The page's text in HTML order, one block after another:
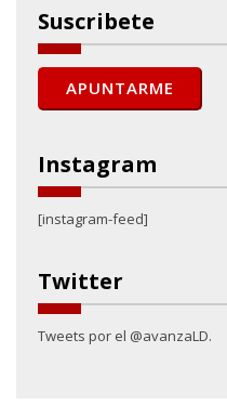
Suscribete
Instagram
[instagram-feed]
Twitter
Tweets por el @avanzaLD.